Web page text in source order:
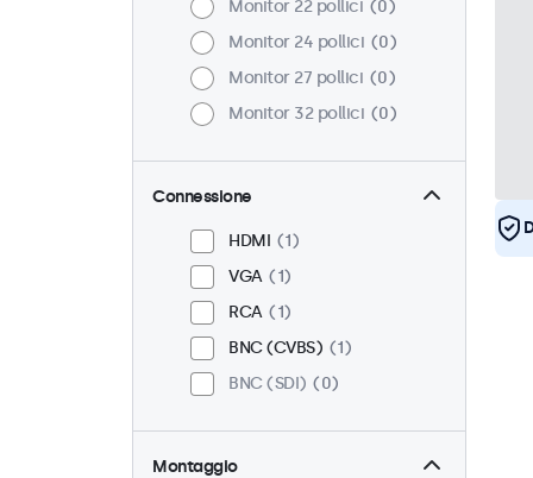
Monitor 22 pollici
0
Monitor 24 pollici
0
Monitor 27 pollici
0
Monitor 32 pollici
0
Connessione
HDMI
1
VGA
1
RCA
1
BNC (CVBS)
1
BNC (SDI)
0
Montaggio